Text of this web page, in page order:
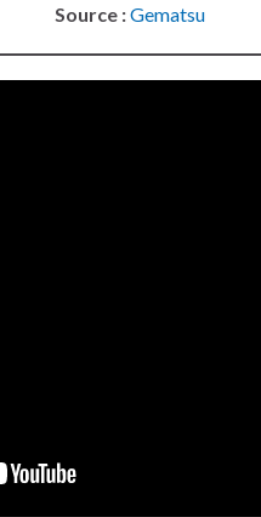
Source :Gematsu